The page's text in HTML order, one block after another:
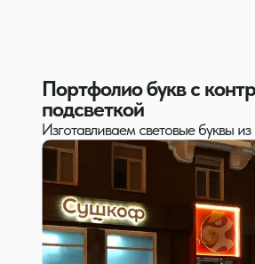
Портфолио букв с
подсветкой
Изготавливаем световые буквы